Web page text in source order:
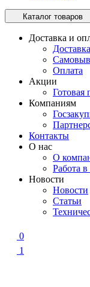
Каталог товаров
Доставка и
Доставка
Оплата
Акции
Готовая
Компаниям
Контакты
О нас
О
Работа
Новости
Новости
Статьи
0
1